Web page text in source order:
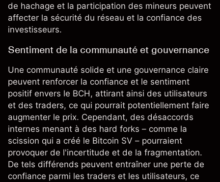
de hachage et la participation des mineurs peuvent
affecter la sécurité du réseau et la confiance des
investisseurs.
Sentiment de la communauté et gouvernance
Une communauté solide et une gouvernance claire
peuvent renforcer la confiance et le sentiment
positif envers le BCH, attirant ainsi des utilisateurs
et des traders, ce qui pourrait potentiellement faire
augmenter le prix. Cependant, des désaccords
internes menant à des hard forks – comme la
scission qui a créé le Bitcoin SV – pourraient
provoquer de l'incertitude et de la fragmentation.
De tels différends peuvent entraîner une perte de
confiance parmi les traders et les utilisateurs, ce